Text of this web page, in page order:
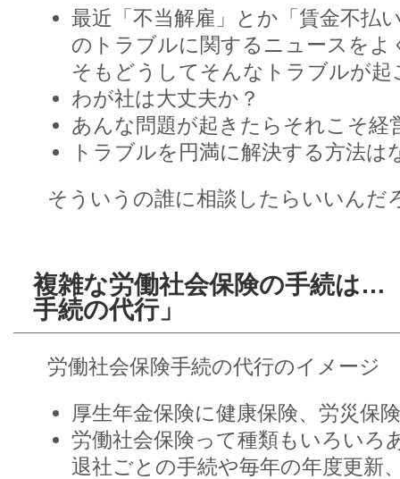
最近「不当解雇」とか「賃金不払
のトラブルに関するニュースをよ
そもどうしてそんなトラブルが起
わが社は大丈夫か？
あんな問題が起きたらそれこそ経
トラブルを円満に解決する方法は
そういうの誰に相談したらいいんだ
複雑な労働社会保険の手続は…
手続の代行」
労働社会保険手続の代行のイメージ
厚生年金保険に健康保険、労災保
労働社会保険って種類もいろいろ
退社ごとの手続や毎年の年度更新